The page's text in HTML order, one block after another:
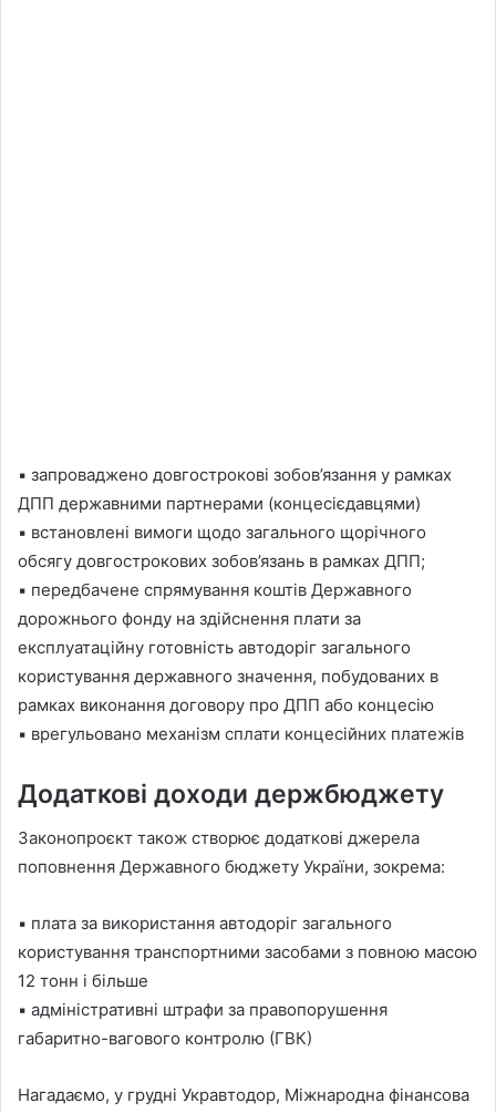
▪ запроваджено довгострокові зобов’язання у рамках
ДПП державними партнерами (концесієдавцями)
▪ встановлені вимоги щодо загального щорічного
обсягу довгострокових зобов’язань в рамках ДПП;
▪ передбачене спрямування коштів Державного
дорожнього фонду на здійснення плати за
експлуатаційну готовність автодоріг загального
користування державного значення, побудованих в
рамках виконання договору про ДПП або концесію
▪ врегульовано механізм сплати концесійних платежів
Додаткові доходи держбюджету
Законопроєкт також створює додаткові джерела
поповнення Державного бюджету України, зокрема:
▪ плата за використання автодоріг загального
користування транспортними засобами з повною масою
12 тонн і більше
▪ адміністративні штрафи за правопорушення
габаритно-вагового контролю (ГВК)
Нагадаємо, у грудні Укравтодор, Міжнародна фінансова